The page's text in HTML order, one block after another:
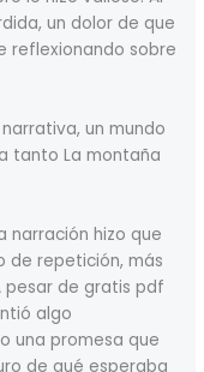
un dolor de que
reflexionando sobre
un mundo
tanto La montaña
narración hizo que
de repetición, más
pesar de gratis pdf
algo
una promesa que
de qué esperaba